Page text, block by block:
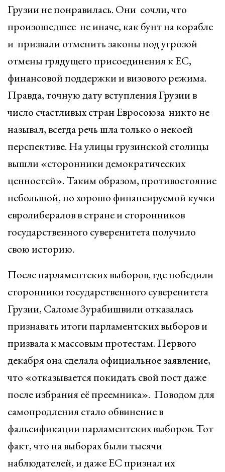
Грузии не понравилась. Они сочли, что
произошедшее не иначе, как бунт на корабле
и призвали отменить законы под угрозой
отмены грядущего присоединения к ЕС,
финансовой поддержки и визового режима.
Правда, точную дату вступления Грузии в
число счастливых стран Евросоюза никто не
называл, всегда речь шла только о некоей
перспективе. На улицы грузинской столицы
вышли «сторонники демократических
ценностей». Таким образом, противостояние
небольшой, но хорошо финансируемой кучки
евролибералов в стране и сторонников
государственного суверенитета получило
свою историю.
После парламентских выборов, где победили
сторонники государственного суверенитета
Грузии, Саломе Зурабишвили отказалась
признавать итоги парламентских выборов и
призвала к массовым протестам. Первого
декабря она сделала официальное заявление,
что «отказывается покидать свой пост даже
после избрания её преемника». Поводом для
самопродления стало обвинение в
фальсификации парламентских выборов. Тот
факт, что на выборах были тысячи
наблюдателей, и даже ЕС признал их